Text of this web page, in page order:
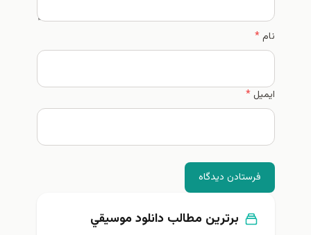
دیدگاه
برترین مطالب دانلود موسيقي